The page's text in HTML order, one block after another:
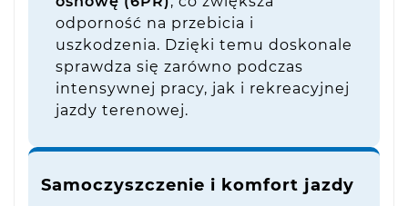
odporność na przebicia i
uszkodzenia. Dzięki temu doskonale
sprawdza się zarówno podczas
intensywnej pracy, jak i rekreacyjnej
jazdy terenowej.
Samoczyszczenie i komfort jazdy